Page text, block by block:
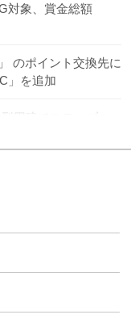
対象、賞金総額
のポイント交換先に
」を追加
型円建てステーブル